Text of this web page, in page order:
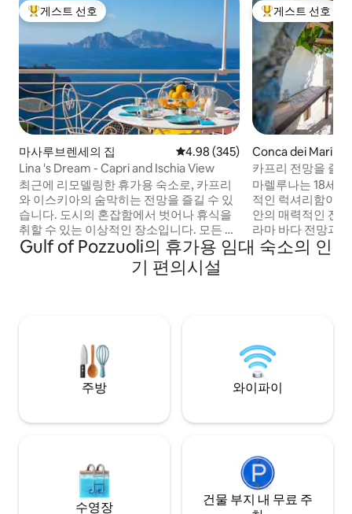
상위 게스트 선호
게스트 선호
마사루브렌세의 집 평점 4.98점(5점 만점), 후기 345
4.98 (345)
Lina 's Dream - Capri and Ischia View
최근에 리모델링한 휴가용 숙소로, 카프리
와 이스키아의 숨막히는 전망을 즐길 수 있
습니다. 도시의 혼잡함에서 벗어나 휴식을
취할 수 있는 이상적인 장소입니다. 모든 편
의시설을 갖춘 전망이 좋은 밝은 객실이 있
습니다. 주방 앞에 있는 테라스는 촛불을 밝
힌 아침 식사나 저녁 식사에 이상적입니다.
에 있습니다.
상위 게스트 선호
게스트 선호
Conca dei Marini
카프리 전망을 즐
지 Mareluna
마렐루나는 18세
적인 럭셔리함이
안의 매력적인 전
라마 바다 전망과
등의 디테일이 돋
를 자랑하며, 에어
적입니다.
Gulf of Pozzuoli의 휴가용 임대 숙소의 인
기 편의시설
주방 와이파이
수영장
건물 부지 내 무료 주